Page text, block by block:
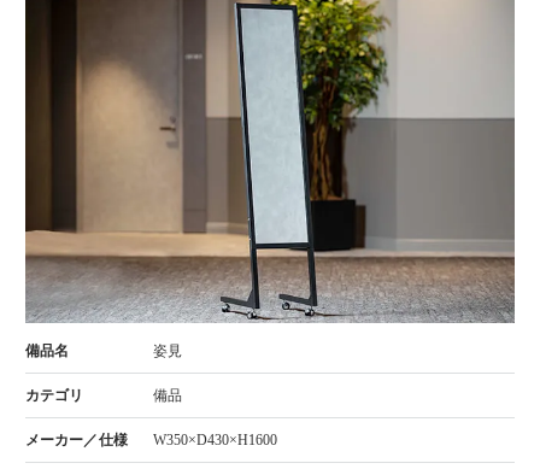
姿見
備品
W350×D430×H1600